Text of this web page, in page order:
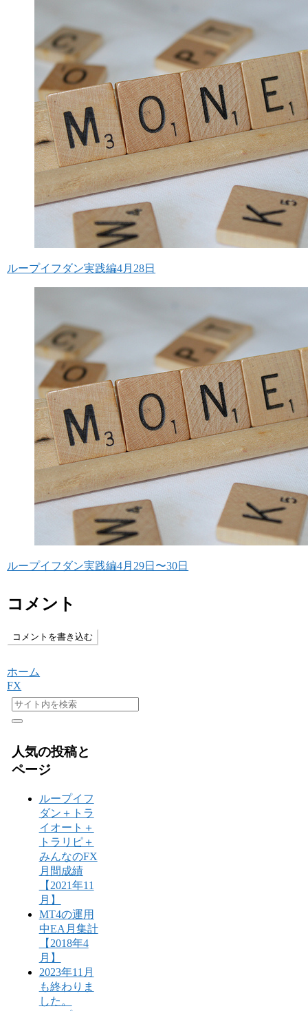
ループイフダン実践編4月28日
ループイフダン実践編4月29日〜30日
コメント
コメントを書き込む
ホーム
FX
人気の投稿と
ページ
ループイフ
ダン＋トラ
イオート＋
トラリピ＋
みんなのFX
月間成績
【2021年11
月】
MT4の運用
中EA月集計
【2018年4
月】
2023年11月
も終わりま
した。